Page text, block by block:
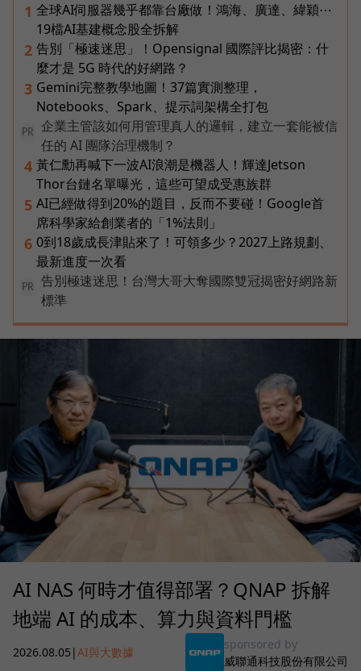
1 全球AI伺服器幾乎都靠台廠做！鴻海、廣達、緯穎⋯
19檔AI基建概念股全拆解
2 告別「極速迷思」！Opensignal 國際評比揭密：什
麼才是 5G 時代的好網路？
3 Gemini完整教學地圖！37篇實測整理，
Notebooks、Spark、提示詞架構全打包
PR
企業主管該如何用管理真人的邏輯，建立一套能被信
任的 AI 團隊治理機制？
4 黃仁勳再喊下一波AI浪潮是機器人！輝達Jetson
Thor台鏈名單曝光，這些可望成受惠族群
5 AI已經做得到20%的題目，反而不要碰！Google首
席科學家給創業者的「1%法則」
6 0到18歲成長津貼來了！可領多少？2027上路規劃、
最新進度一次看
PR
告別極速迷思！台灣大哥大奪國際雙冠揭密好網路新
標準
AI NAS 何時才值得部署？QNAP 拆解
地端 AI 的成本、算力與資料門檻
2026.08.05 |AI與大數據
sponsored by
威聯通科技股份有限公司